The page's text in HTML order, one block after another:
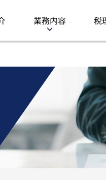
業務内容 税